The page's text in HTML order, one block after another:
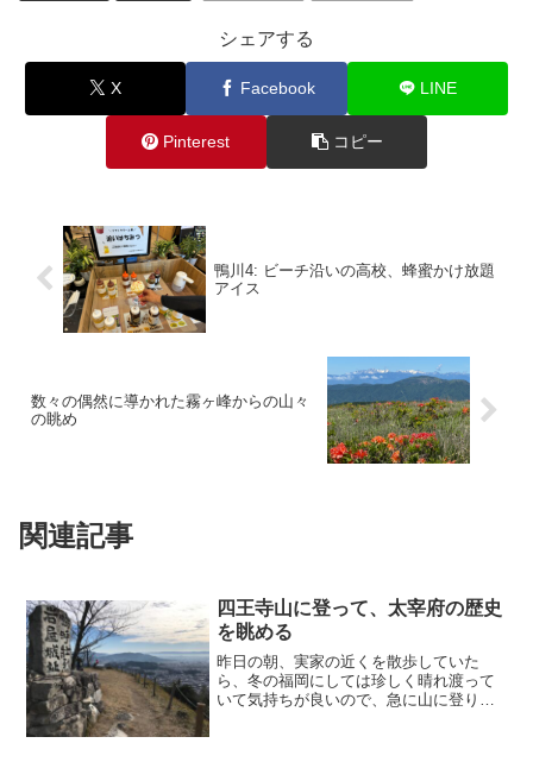
シェアする
X Facebook LINE
Pinterest コピー
鴨川4: ビーチ沿いの高校、蜂蜜かけ放題
アイス
数々の偶然に導かれた霧ヶ峰からの山々
の眺め
関連記事
四王寺山に登って、太宰府の歴史
を眺める
昨日の朝、実家の近くを散歩していた
ら、冬の福岡にしては珍しく晴れ渡って
いて気持ちが良いので、急に山に登りた